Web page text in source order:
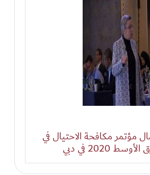
مؤتمر مكافحة الاحتيال في
2020 في دبي